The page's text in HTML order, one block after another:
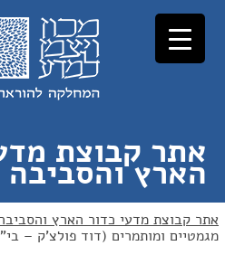
לתוכן
לניווט
אתר קבוצת
הארץ והסביבה
אתר קבוצת מדעי כדור הארץ
מגמטיים ומותמרים (דוד פולצ'ק –